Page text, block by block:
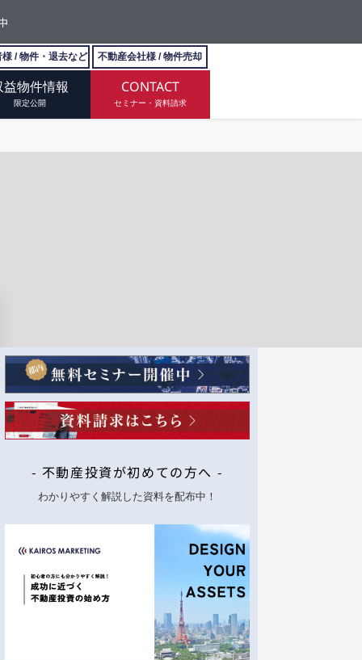
/ 物件・退去など 不動産会社様 / 物件売却
益物件情報
限定公開
CONTACT
セミナー・資料請求
- 不動産投資が初めての方へ -
わかりやすく解説した資料を配布中！